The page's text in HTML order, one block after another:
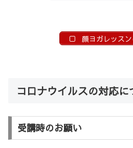
顔ヨガレッス
コロナウイルスの対応に
受講時のお願い